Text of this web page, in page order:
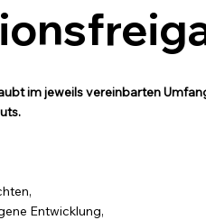
im jeweils vereinbarten
Entwicklung,